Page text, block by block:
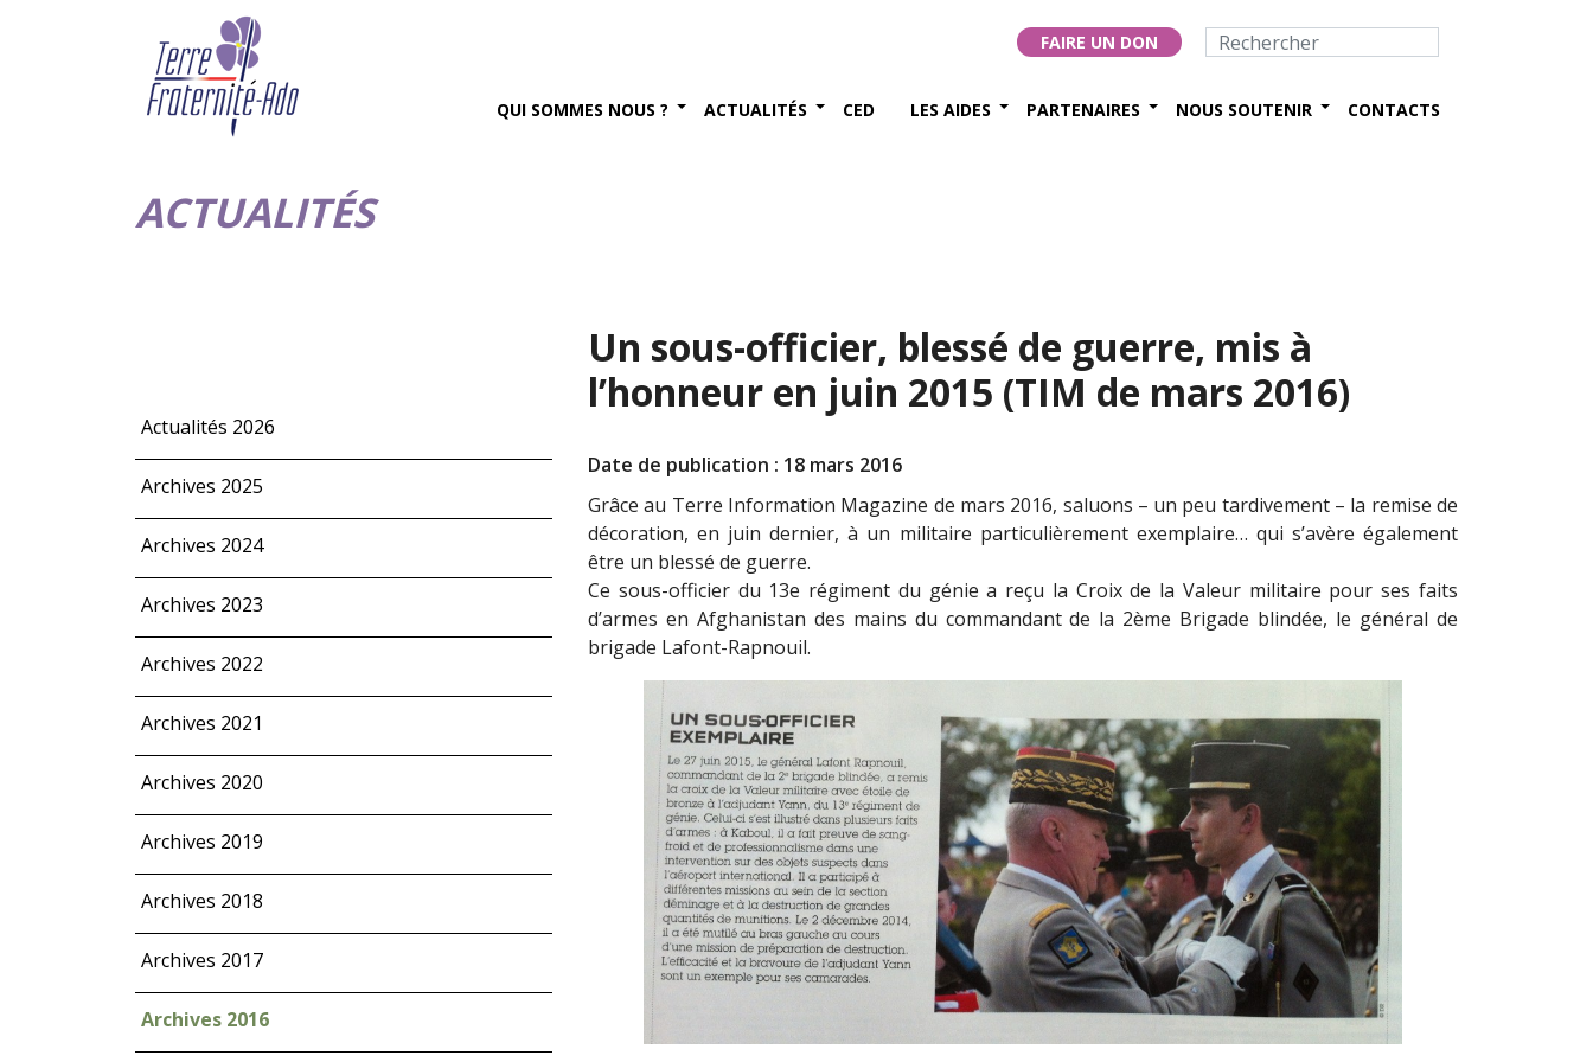
FAIRE UN DON
QUI SOMMES NOUS ? ACTUALITÉS CED LES AIDES PARTENAIRES NOUS SOUTENIR CONTACTS
ACTUALITÉS
Actualités 2026
Archives 2025
Archives 2024
Archives 2023
Archives 2022
Archives 2021
Archives 2020
Archives 2019
Archives 2018
Archives 2017
Archives 2016
Un sous-officier, blessé de guerre, mis à
l’honneur en juin 2015 (TIM de mars 2016)
Date de publication : 18 mars 2016
Grâce au Terre Information Magazine de mars 2016, saluons – un peu tardivement – la remise de
décoration, en juin dernier, à un militaire particulièrement exemplaire… qui s’avère également
être un blessé de guerre.
Ce sous-officier du 13e régiment du génie a reçu la Croix de la Valeur militaire pour ses faits
d’armes en Afghanistan des mains du commandant de la 2ème Brigade blindée, le général de
brigade Lafont-Rapnouil.